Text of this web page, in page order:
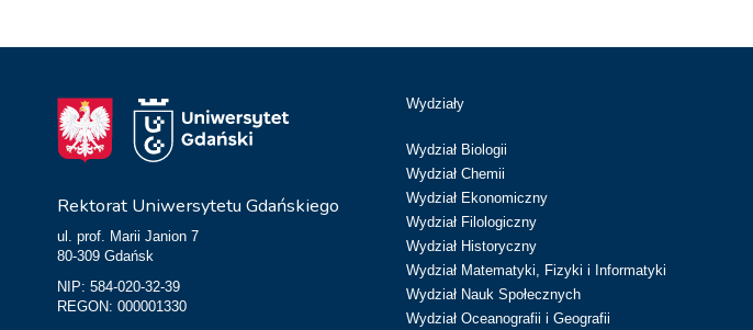
Rektorat Uniwersytetu Gdańskiego
ul. prof. Marii Janion 7
80-309 Gdańsk
NIP: 584-020-32-39
REGON: 000001330
Wydziały
Wydział Biologii
Wydział Chemii
Wydział Ekonomiczny
Wydział Filologiczny
Wydział Historyczny
Wydział Matematyki, Fizyki i Informatyki
Wydział Nauk Społecznych
Wydział Oceanografii i Geografii